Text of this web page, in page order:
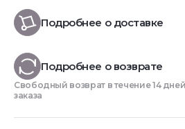
Подробнее о доставке
Подробнее о возврате
Свободный возврат в течение 14
заказа